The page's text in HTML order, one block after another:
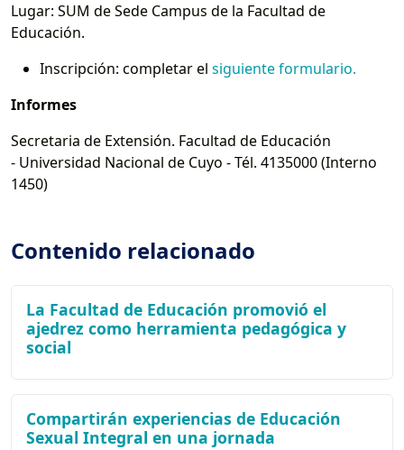
Lugar: SUM de Sede Campus de la Facultad de
Educación.
Inscripción: completar el siguiente formulario.
Informes
Secretaria de Extensión. Facultad de Educación
- Universidad Nacional de Cuyo - Tél. 4135000 (Interno
1450)
Contenido relacionado
La Facultad de Educación promovió el
ajedrez como herramienta pedagógica y
social
Compartirán experiencias de Educación
Sexual Integral en una jornada